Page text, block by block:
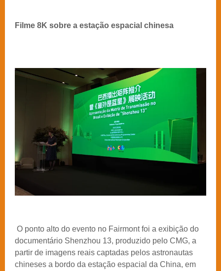
Filme 8K sobre a estação espacial chinesa
O ponto alto do evento no Fairmont foi a exibição do
documentário Shenzhou 13, produzido pelo CMG, a
partir de imagens reais captadas pelos astronautas
chineses a bordo da estação espacial da China, em